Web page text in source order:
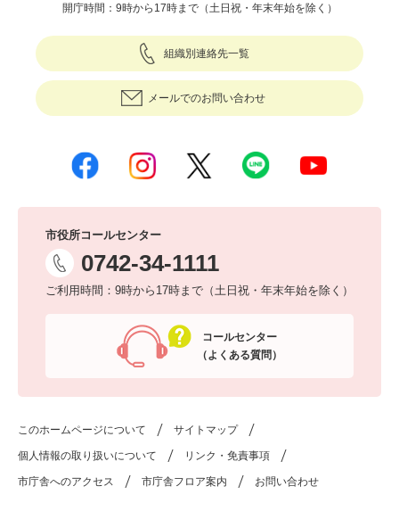
開庁時間：9時から17時まで（土日祝・年末年始を除く）
組織別連絡先一覧
メールでのお問い合わせ
市役所コールセンター
0742-34-1111
ご利用時間：9時から17時まで（土日祝・年末年始を除く）
コールセンター
（よくある質問）
このホームページについて サイトマップ
個人情報の取り扱いについて リンク・免責事項
市庁舎へのアクセス 市庁舎フロア案内 お問い合わせ